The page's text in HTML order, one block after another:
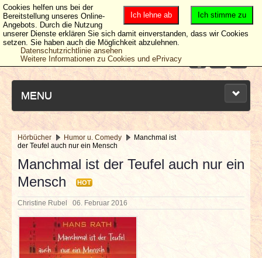
MENU
NEUESTE ARTIKEL
NEWS & DATES
BERICHTE
VERLOSUNGEN
Hörbücher Humor u. Comedy
Manchmal ist
der Teufel auch nur ein Mensch
Manchmal ist der Teufel auch nur ein
Mensch
HOT
Christine Rubel 06. Februar 2016
Ich stimme zu
Ich lehne ab
Cookies helfen uns bei der
Bereitstellung unseres Online-
Angebots. Durch die Nutzung
unserer Dienste erklären Sie sich damit einverstanden, dass wir Cookies
setzen. Sie haben auch die Möglichkeit abzulehnen.
Datenschutzrichtlinie ansehen
Weitere Informationen zu Cookies und ePrivacy